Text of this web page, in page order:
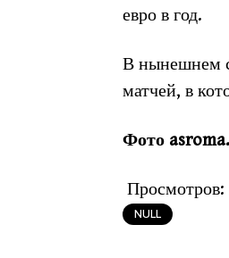
евро в год.
В нынешнем
матчей, в
Фото
Просмотров:
NULL